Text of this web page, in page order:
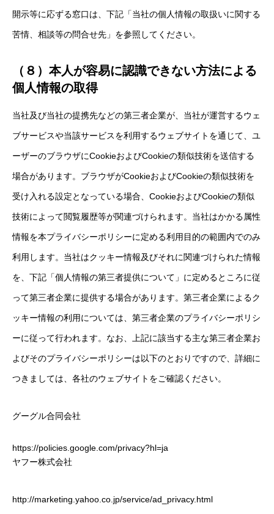
開示等に応ずる窓口は、下記「当社の個人情報の取扱いに関する
苦情、相談等の問合せ先」を参照してください。
（８）本人が容易に認識できない方法による
個人情報の取得
当社及び当社の提携先などの第三者企業が、当社が運営するウェ
ブサービスや当該サービスを利用するウェブサイトを通じて、ユ
ーザーのブラウザにCookieおよびCookieの類似技術を送信する
場合があります。ブラウザがCookieおよびCookieの類似技術を
受け入れる設定となっている場合、CookieおよびCookieの類似
技術によって閲覧履歴等が関連づけられます。当社はかかる属性
情報を本プライバシーポリシーに定める利用目的の範囲内でのみ
利用します。当社はクッキー情報及びそれに関連づけられた情報
を、下記「個人情報の第三者提供について」に定めるところに従
って第三者企業に提供する場合があります。第三者企業によるク
ッキー情報の利用については、第三者企業のプライバシーポリシ
ーに従って行われます。なお、上記に該当する主な第三者企業お
よびそのプライバシーポリシーは以下のとおりですので、詳細に
つきましては、各社のウェブサイトをご確認ください。
グーグル合同会社
https://policies.google.com/privacy?hl=ja
ヤフー株式会社
http://marketing.yahoo.co.jp/service/ad_privacy.html